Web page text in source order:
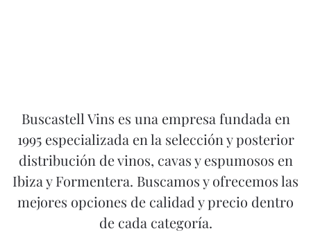
Buscastell Vins es una empresa fundada en
1995 especializada en la selección y posterior
distribución de vinos, cavas y espumosos en
Ibiza y Formentera. Buscamos y ofrecemos las
mejores opciones de calidad y precio dentro
de cada categoría.